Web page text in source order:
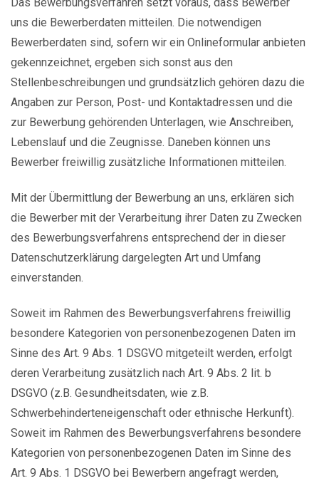
uns die Bewerberdaten mitteilen. Die notwendigen
Bewerberdaten sind, sofern wir ein Onlineformular anbieten
gekennzeichnet, ergeben sich sonst aus den
Stellenbeschreibungen und grundsätzlich gehören dazu die
Angaben zur Person, Post- und Kontaktadressen und die
zur Bewerbung gehörenden Unterlagen, wie Anschreiben,
Lebenslauf und die Zeugnisse. Daneben können uns
Bewerber freiwillig zusätzliche Informationen mitteilen.
Mit der Übermittlung der Bewerbung an uns, erklären sich
die Bewerber mit der Verarbeitung ihrer Daten zu Zwecken
des Bewerbungsverfahrens entsprechend der in dieser
Datenschutzerklärung dargelegten Art und Umfang
einverstanden.
Soweit im Rahmen des Bewerbungsverfahrens freiwillig
besondere Kategorien von personenbezogenen Daten im
Sinne des Art. 9 Abs. 1 DSGVO mitgeteilt werden, erfolgt
deren Verarbeitung zusätzlich nach Art. 9 Abs. 2 lit. b
DSGVO (z.B. Gesundheitsdaten, wie z.B.
Schwerbehinderteneigenschaft oder ethnische Herkunft).
Soweit im Rahmen des Bewerbungsverfahrens besondere
Kategorien von personenbezogenen Daten im Sinne des
Art. 9 Abs. 1 DSGVO bei Bewerbern angefragt werden,